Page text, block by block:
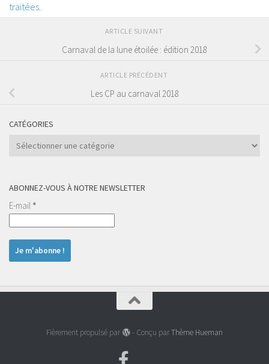
traitées.
ARTICLE SUIVANT
Carnaval de la lune étoilée : édition 2018
ARTICLE PRÉCÉDENT
Les CP au carnaval 2018
CATÉGORIES
Catégories
ABONNEZ-VOUS À NOTRE NEWSLETTER
E-mail *
Fièrement propulsé par - Conçu parThème Hueman